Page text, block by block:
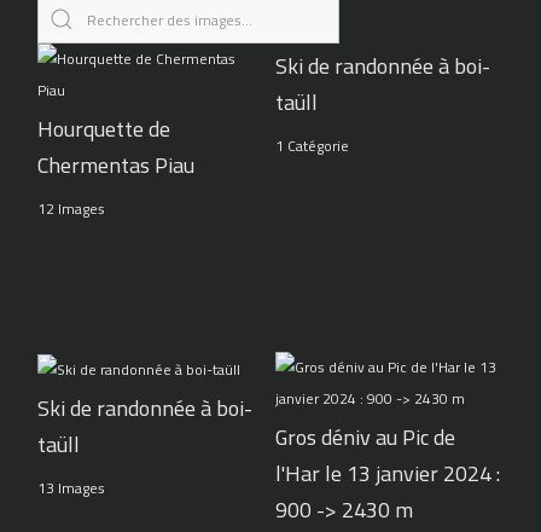
Hourquette de
Chermentas Piau
12 Images
Ski de randonnée à boi-
taüll
1 Catégorie
Ski de randonnée à boi-
taüll
13 Images
Gros déniv au Pic de
l'Har le 13 janvier 2024 :
900 -> 2430 m